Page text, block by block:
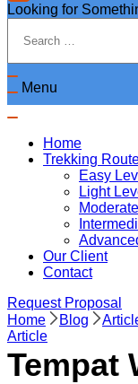
Looking for
Menu
Home
Trekking
Easy
Light
Our Client
Contact
Request Proposal
Home
Blog
Article
Tempat